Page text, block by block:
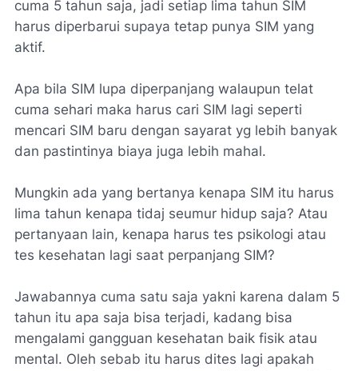
cuma 5 tahun saja, jadi setiap lima tahun SIM
harus diperbarui supaya tetap punya SIM yang
aktif.
Apa bila SIM lupa diperpanjang walaupun telat
cuma sehari maka harus cari SIM lagi seperti
mencari SIM baru dengan sayarat yg lebih banyak
dan pastintinya biaya juga lebih mahal.
Mungkin ada yang bertanya kenapa SIM itu harus
lima tahun kenapa tidaj seumur hidup saja? Atau
pertanyaan lain, kenapa harus tes psikologi atau
tes kesehatan lagi saat perpanjang SIM?
Jawabannya cuma satu saja yakni karena dalam 5
tahun itu apa saja bisa terjadi, kadang bisa
mengalami gangguan kesehatan baik fisik atau
mental. Oleh sebab itu harus dites lagi apakah